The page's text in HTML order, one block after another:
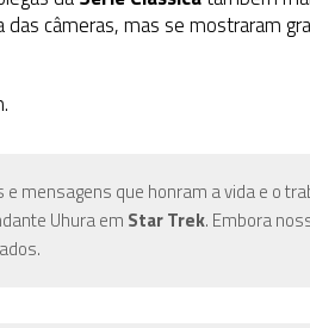
câmeras, mas se mostraram
mensagens que honram a vida e o
Uhura em Star Trek. Embora